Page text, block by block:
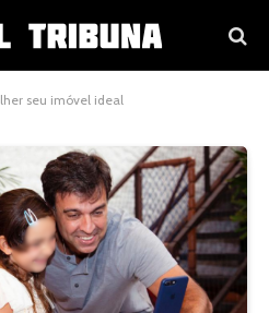
seu imóvel ideal